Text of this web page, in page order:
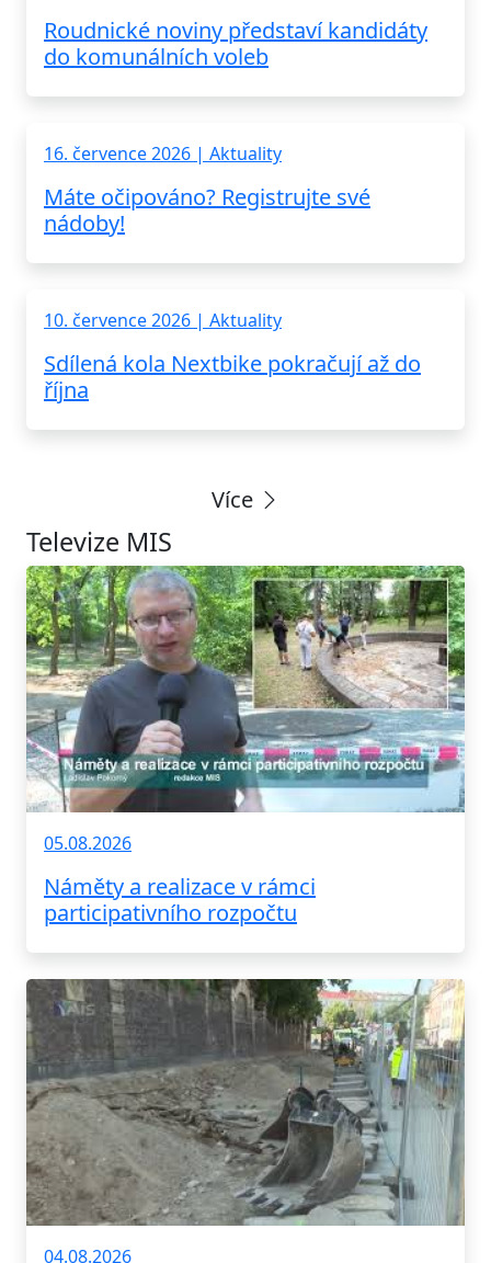
Roudnické noviny představí kandidáty
do komunálních voleb
16. července 2026 | Aktuality
Máte očipováno? Registrujte své
nádoby!
10. července 2026 | Aktuality
Sdílená kola Nextbike pokračují až do
října
Více
Televize MIS
05.08.2026
Náměty a realizace v rámci
participativního rozpočtu
04.08.2026